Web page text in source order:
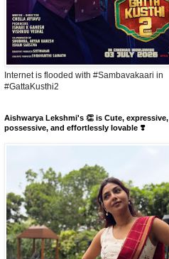
Internet is flooded with #Sambavakaari in
#GattaKusthi2
Aishwarya Lekshmi's 👏 is Cute, expressive,
possessive, and effortlessly lovable ❣️